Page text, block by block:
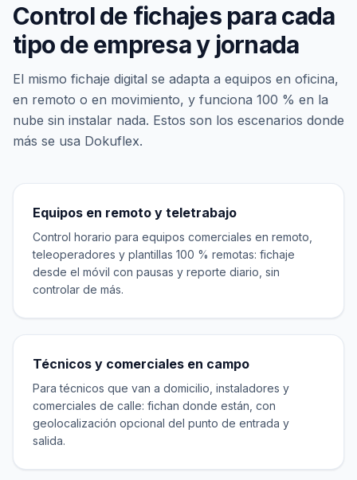
Control de fichajes para cada
tipo de empresa y jornada
El mismo fichaje digital se adapta a equipos en oficina,
en remoto o en movimiento, y funciona 100 % en la
nube sin instalar nada. Estos son los escenarios donde
más se usa Dokuflex.
Equipos en remoto y teletrabajo
Control horario para equipos comerciales en remoto,
teleoperadores y plantillas 100 % remotas: fichaje
desde el móvil con pausas y reporte diario, sin
controlar de más.
Técnicos y comerciales en campo
Para técnicos que van a domicilio, instaladores y
comerciales de calle: fichan donde están, con
geolocalización opcional del punto de entrada y
salida.